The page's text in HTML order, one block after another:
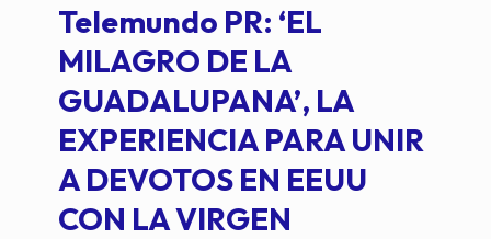
Telemundo PR: ‘EL
MILAGRO DE LA
GUADALUPANA’, LA
EXPERIENCIA PARA UNIR
A DEVOTOS EN EEUU
CON LA VIRGEN